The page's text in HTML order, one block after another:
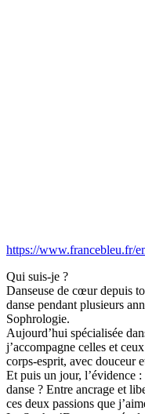
https://www.francebleu.fr/
Qui suis-je ?
Danseuse de cœur depuis
danse pendant plusieurs
Sophrologie.
Aujourd’hui spécialisée
j’accompagne celles et
corps-esprit, avec douceur
Et puis un jour, l’évidence
danse ? Entre ancrage et
ces deux passions que